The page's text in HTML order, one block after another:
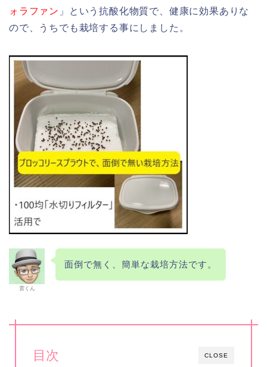
ォラファン 」という抗酸化物質で、健康に効果ありな
ので、うちでも栽培する事にしました。
雲くん
面倒で無く、簡単な栽培方法です。
CLOSE
目次